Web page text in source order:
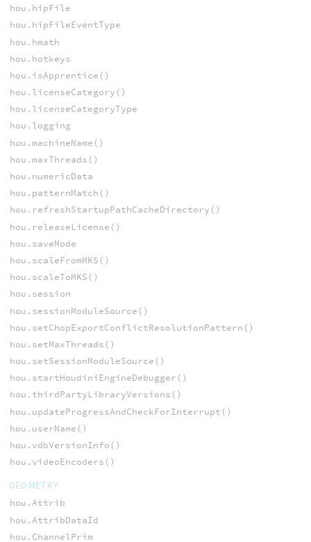
hou.hipFile
hou.hipFileEventType
hou.hmath
hou.hotkeys
hou.isApprentice()
hou.licenseCategory()
hou.licenseCategoryType
hou.logging
hou.machineName()
hou.maxThreads()
hou.numericData
hou.patternMatch()
hou.refreshStartupPathCacheDirectory()
hou.releaseLicense()
hou.saveMode
hou.scaleFromMKS()
hou.scaleToMKS()
hou.session
hou.sessionModuleSource()
hou.setChopExportConflictResolutionPattern()
hou.setMaxThreads()
hou.setSessionModuleSource()
hou.startHoudiniEngineDebugger()
hou.thirdPartyLibraryVersions()
hou.updateProgressAndCheckForInterrupt()
hou.userName()
hou.vdbVersionInfo()
hou.videoEncoders()
GEOMETRY
hou.Attrib
hou.AttribDataId
hou.ChannelPrim